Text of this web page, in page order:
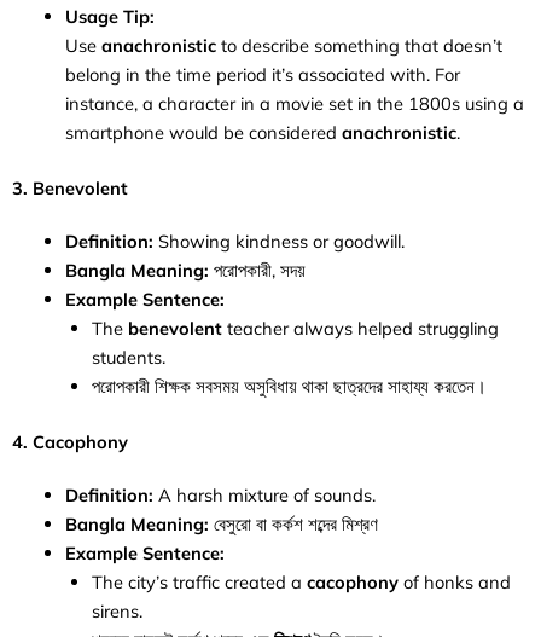
Usage Tip:
Use anachronisticto describe something that doesn’t
belong in the time period it’s associated with. For
instance, a character in a movie set in the 1800s using a
smartphone would be considered anachronistic.
3. Benevolent
Definition: Showing kindness or goodwill.
Bangla Meaning: পরোপকারী, সদয়
Example Sentence:
The benevolentteacher always helped struggling
students.
পরোপকারী শিক্ষক সবসময় অসুবিধায় থাকা ছাত্রদের সাহায্য করতেন।
4. Cacophony
Definition: A harsh mixture of sounds.
Bangla Meaning: বেসুরো বা কর্কশ শব্দের মিশ্রণ
Example Sentence:
The city’s traffic created a cacophonyof honks and
sirens.